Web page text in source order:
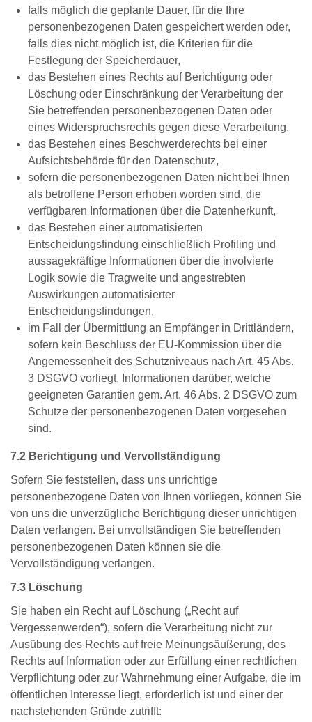
falls möglich die geplante Dauer, für die Ihre
personenbezogenen Daten gespeichert werden oder,
falls dies nicht möglich ist, die Kriterien für die
Festlegung der Speicherdauer,
das Bestehen eines Rechts auf Berichtigung oder
Löschung oder Einschränkung der Verarbeitung der
Sie betreffenden personenbezogenen Daten oder
eines Widerspruchsrechts gegen diese Verarbeitung,
das Bestehen eines Beschwerderechts bei einer
Aufsichtsbehörde für den Datenschutz,
sofern die personenbezogenen Daten nicht bei Ihnen
als betroffene Person erhoben worden sind, die
verfügbaren Informationen über die Datenherkunft,
das Bestehen einer automatisierten
Entscheidungsfindung einschließlich Profiling und
aussagekräftige Informationen über die involvierte
Logik sowie die Tragweite und angestrebten
Auswirkungen automatisierter
Entscheidungsfindungen,
im Fall der Übermittlung an Empfänger in Drittländern,
sofern kein Beschluss der EU-Kommission über die
Angemessenheit des Schutzniveaus nach Art. 45 Abs.
3 DSGVO vorliegt, Informationen darüber, welche
geeigneten Garantien gem. Art. 46 Abs. 2 DSGVO zum
Schutze der personenbezogenen Daten vorgesehen
sind.
7.2 Berichtigung und Vervollständigung
Sofern Sie feststellen, dass uns unrichtige
personenbezogene Daten von Ihnen vorliegen, können Sie
von uns die unverzügliche Berichtigung dieser unrichtigen
Daten verlangen. Bei unvollständigen Sie betreffenden
personenbezogenen Daten können sie die
Vervollständigung verlangen.
7.3 Löschung
Sie haben ein Recht auf Löschung („Recht auf
Vergessenwerden“), sofern die Verarbeitung nicht zur
Ausübung des Rechts auf freie Meinungsäußerung, des
Rechts auf Information oder zur Erfüllung einer rechtlichen
Verpflichtung oder zur Wahrnehmung einer Aufgabe, die im
öffentlichen Interesse liegt, erforderlich ist und einer der
nachstehenden Gründe zutrifft: